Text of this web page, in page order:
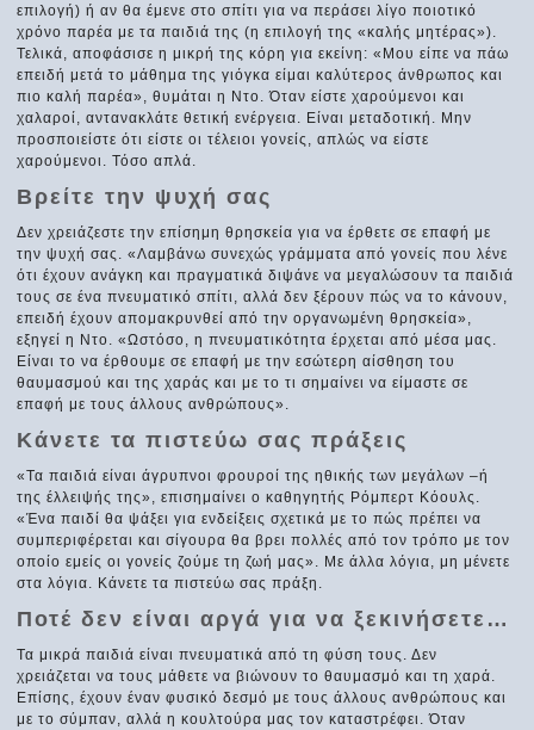
επιλογή) ή αν θα έμενε στο σπίτι για να περάσει λίγο ποιοτικό
χρόνο παρέα με τα παιδιά της (η επιλογή της «καλής μητέρας»).
Τελικά, αποφάσισε η μικρή της κόρη για εκείνη: «Μου είπε να πάω
επειδή μετά το μάθημα της γιόγκα είμαι καλύτερος άνθρωπος και
πιο καλή παρέα», θυμάται η Ντο. Όταν είστε χαρούμενοι και
χαλαροί, αντανακλάτε θετική ενέργεια. Είναι μεταδοτική. Μην
προσποιείστε ότι είστε οι τέλειοι γονείς, απλώς να είστε
χαρούμενοι. Τόσο απλά.
Βρείτε την ψυχή σας
Δεν χρειάζεστε την επίσημη θρησκεία για να έρθετε σε επαφή με
την ψυχή σας. «Λαμβάνω συνεχώς γράμματα από γονείς που λένε
ότι έχουν ανάγκη και πραγματικά διψάνε να μεγαλώσουν τα παιδιά
τους σε ένα πνευματικό σπίτι, αλλά δεν ξέρουν πώς να το κάνουν,
επειδή έχουν απομακρυνθεί από την οργανωμένη θρησκεία»,
εξηγεί η Ντο. «Ωστόσο, η πνευματικότητα έρχεται από μέσα μας.
Είναι το να έρθουμε σε επαφή με την εσώτερη αίσθηση του
θαυμασμού και της χαράς και με το τι σημαίνει να είμαστε σε
επαφή με τους άλλους ανθρώπους».
Κάνετε τα πιστεύω σας πράξεις
«Τα παιδιά είναι άγρυπνοι φρουροί της ηθικής των μεγάλων –ή
της έλλειψής της», επισημαίνει ο καθηγητής Ρόμπερτ Κόουλς.
«Ένα παιδί θα ψάξει για ενδείξεις σχετικά με το πώς πρέπει να
συμπεριφέρεται και σίγουρα θα βρει πολλές από τον τρόπο με τον
οποίο εμείς οι γονείς ζούμε τη ζωή μας». Με άλλα λόγια, μη μένετε
στα λόγια. Κάνετε τα πιστεύω σας πράξη.
Ποτέ δεν είναι αργά για να ξεκινήσετε…
Τα μικρά παιδιά είναι πνευματικά από τη φύση τους. Δεν
χρειάζεται να τους μάθετε να βιώνουν το θαυμασμό και τη χαρά.
Επίσης, έχουν έναν φυσικό δεσμό με τους άλλους ανθρώπους και
με το σύμπαν, αλλά η κουλτούρα μας τον καταστρέφει. Όταν